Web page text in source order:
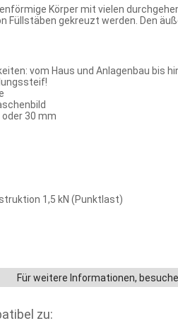
Körper mit vielen
Füllstäben gekreuzt werden. Den
vom Haus und Anlagenbau bis
oder 30 mm
1,5 kN (Punktlast)
Für weitere Informationen,
zu: